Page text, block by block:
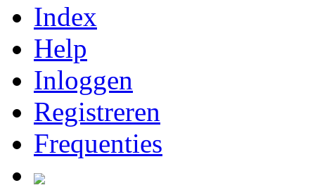
Index
Help
Inloggen
Registreren
Frequenties